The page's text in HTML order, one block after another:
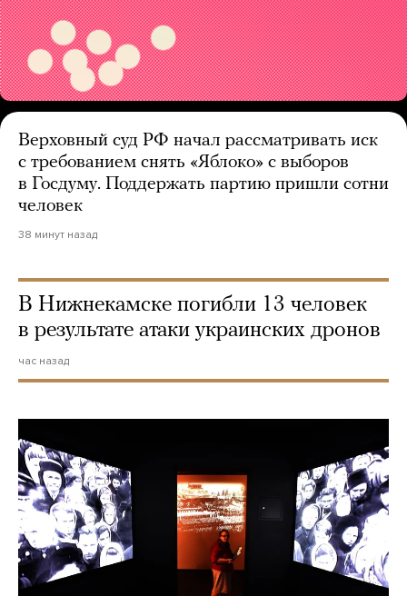
Верховный суд РФ начал рассматривать иск
с требованием снять «Яблоко» с выборов
в Госдуму. Поддержать партию пришли сотни
человек
38 минут назад
В Нижнекамске погибли 13 человек
в результате атаки украинских дронов
час назад